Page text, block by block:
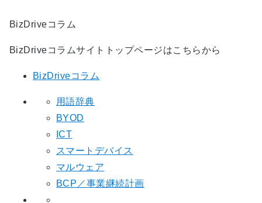
BizDriveコラム
BizDriveコラムサイトトップページはこちらから
BizDriveコラム
用語辞典
BYOD
ICT
スマートデバイス
マルウェア
BCP／事業継続計画